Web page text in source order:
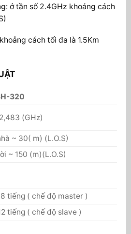
ở tần số 2.4GHz khoảng cách
cách tối đa là 1.5Km
320
(GHz)
~ 30( m) (L.O.S)
~ 150 (m)(L.O.S)
tiếng ( chế độ master )
tiếng ( chế độ slave )